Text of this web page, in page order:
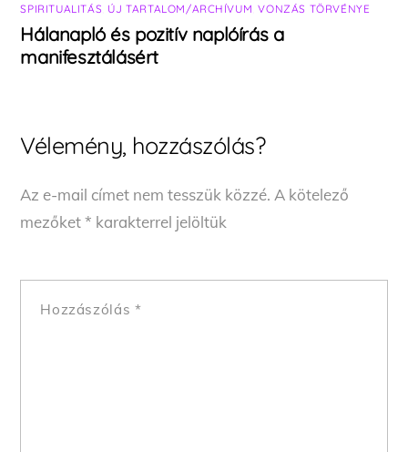
SPIRITUALITÁS ÚJ TARTALOM/ARCHÍVUM ,VONZÁS TÖRVÉNYE
Hálanapló és pozitív naplóírás a
manifesztálásért
Vélemény, hozzászólás?
Az e-mail címet nem tesszük közzé. A kötelező
mezőket* karakterrel jelöltük
Hozzászólás *